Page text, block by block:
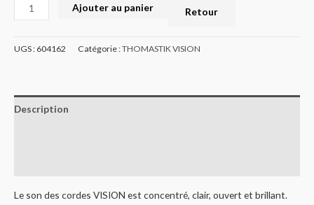
Ajouter au panier Retour
UGS : 604162 Catégorie :THOMASTIK VISION
Description
Le son des cordes VISION est concentré, clair, ouvert et brillant.